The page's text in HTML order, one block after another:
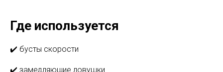
Где используется
✔️ бусты скорости
✔️ замедляющие ловушки